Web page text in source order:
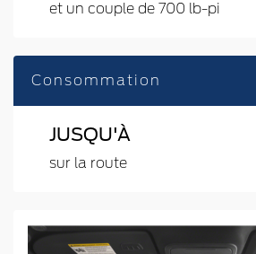
et un couple de 700 lb-pi
Consommation
JUSQU'À
sur la route